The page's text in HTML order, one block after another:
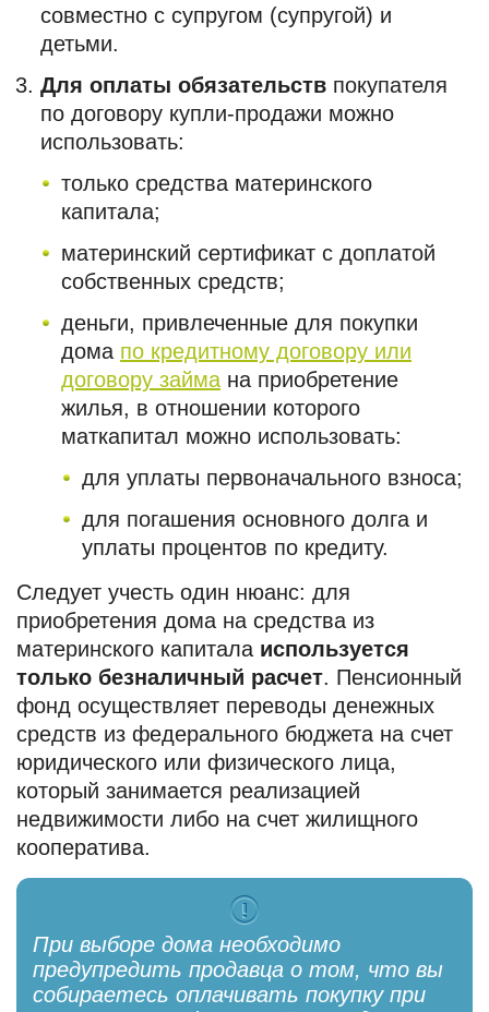
совместно с супругом (супругой) и
детьми.
Для оплаты обязательств покупателя
по договору купли-продажи можно
использовать:
только средства материнского
капитала;
материнский сертификат с доплатой
собственных средств;
деньги, привлеченные для покупки
дома по кредитному договору или
договору займа на приобретение
жилья, в отношении которого
маткапитал можно использовать:
для уплаты первоначального взноса;
для погашения основного долга и
уплаты процентов по кредиту.
Следует учесть один нюанс: для
приобретения дома на средства из
материнского капитала используется
только безналичный расчет. Пенсионный
фонд осуществляет переводы денежных
средств из федерального бюджета на счет
юридического или физического лица,
который занимается реализацией
недвижимости либо на счет жилищного
кооператива.
При выборе дома необходимо
предупредить продавца о том, что вы
собираетесь оплачивать покупку при